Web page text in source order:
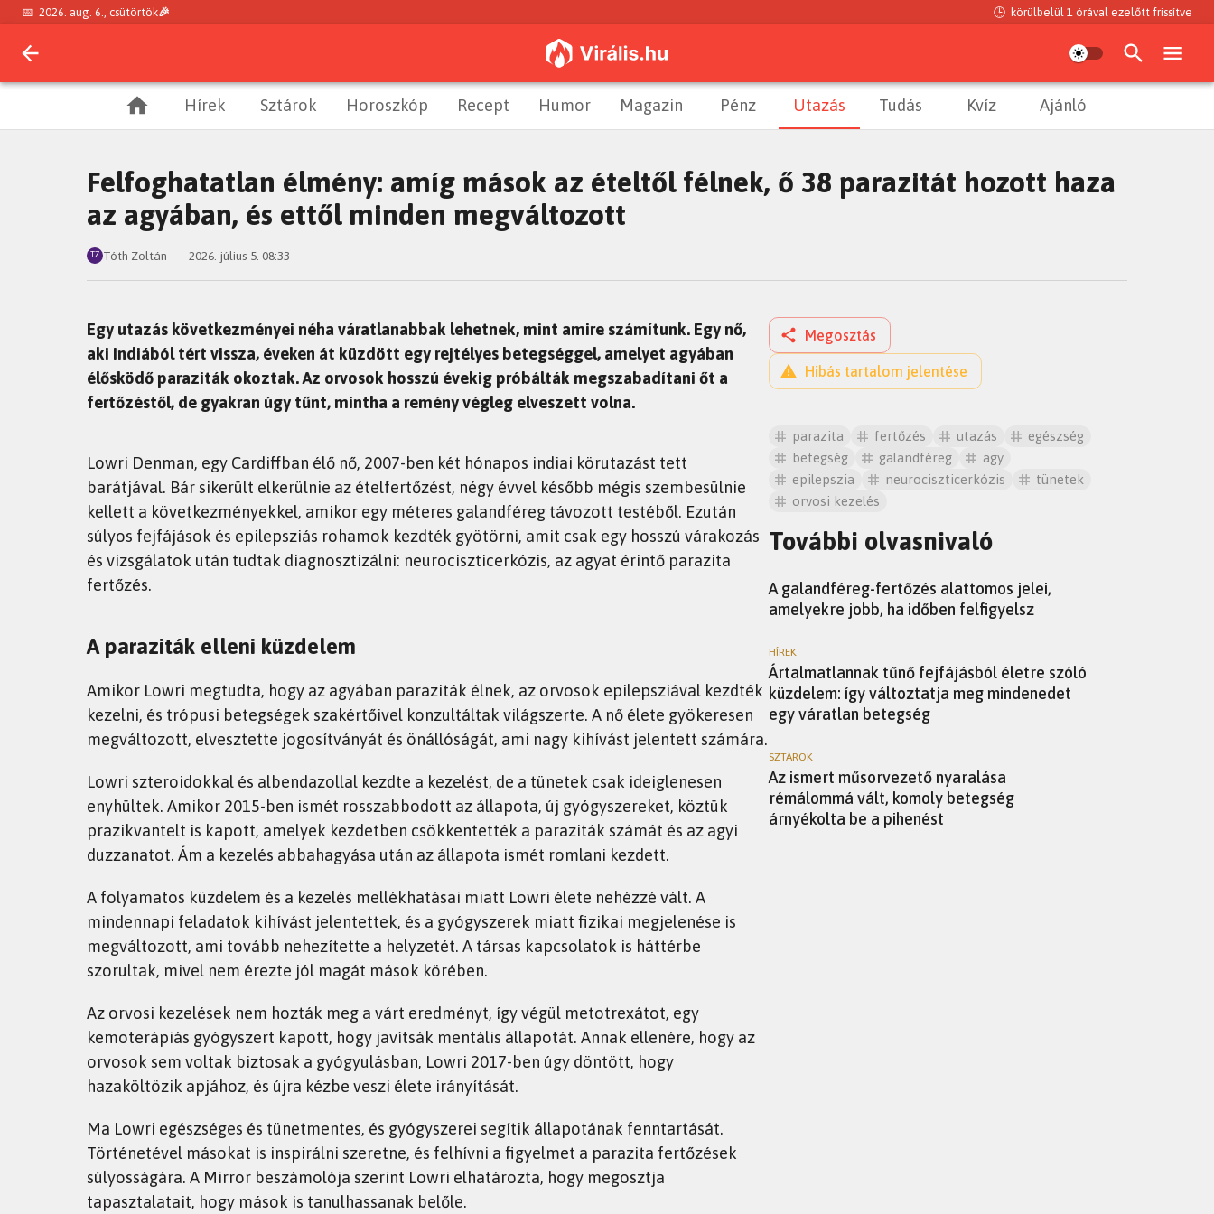
📅 2026. aug. 6., csütörtök🎉 🕒 körülbelül 1 órával ezelőtt frissítve
Hírek Sztárok Horoszkóp Recept Humor Magazin Pénz Utazás Tudás Kvíz Ajánló
Felfoghatatlan élmény: amíg mások az ételtől félnek, ő 38 parazitát hozott haza
az agyában, és ettől minden megváltozott
TZ Tóth Zoltán 2026. július 5. 08:33
Egy utazás következményei néha váratlanabbak lehetnek, mint amire számítunk. Egy nő,
aki Indiából tért vissza, éveken át küzdött egy rejtélyes betegséggel, amelyet agyában
élősködő paraziták okoztak. Az orvosok hosszú évekig próbálták megszabadítani őt a
fertőzéstől, de gyakran úgy tűnt, mintha a remény végleg elveszett volna.
Lowri Denman, egy Cardiffban élő nő, 2007-ben két hónapos indiai körutazást tett
barátjával. Bár sikerült elkerülnie az ételfertőzést, négy évvel később mégis szembesülnie
kellett a következményekkel, amikor egy méteres galandféreg távozott testéből. Ezután
súlyos fejfájások és epilepsziás rohamok kezdték gyötörni, amit csak egy hosszú várakozás
és vizsgálatok után tudtak diagnosztizálni: neurociszticerkózis, az agyat érintő parazita
fertőzés.
A paraziták elleni küzdelem
Amikor Lowri megtudta, hogy az agyában paraziták élnek, az orvosok epilepsziával kezdték
kezelni, és trópusi betegségek szakértőivel konzultáltak világszerte. A nő élete gyökeresen
megváltozott, elvesztette jogosítványát és önállóságát, ami nagy kihívást jelentett számára.
Lowri szteroidokkal és albendazollal kezdte a kezelést, de a tünetek csak ideiglenesen
enyhültek. Amikor 2015-ben ismét rosszabbodott az állapota, új gyógyszereket, köztük
prazikvantelt is kapott, amelyek kezdetben csökkentették a paraziták számát és az agyi
duzzanatot. Ám a kezelés abbahagyása után az állapota ismét romlani kezdett.
A folyamatos küzdelem és a kezelés mellékhatásai miatt Lowri élete nehézzé vált. A
mindennapi feladatok kihívást jelentettek, és a gyógyszerek miatt fizikai megjelenése is
megváltozott, ami tovább nehezítette a helyzetét. A társas kapcsolatok is háttérbe
szorultak, mivel nem érezte jól magát mások körében.
Az orvosi kezelések nem hozták meg a várt eredményt, így végül metotrexátot, egy
kemoterápiás gyógyszert kapott, hogy javítsák mentális állapotát. Annak ellenére, hogy az
orvosok sem voltak biztosak a gyógyulásban, Lowri 2017-ben úgy döntött, hogy
hazaköltözik apjához, és újra kézbe veszi élete irányítását.
Ma Lowri egészséges és tünetmentes, és gyógyszerei segítik állapotának fenntartását.
Történetével másokat is inspirálni szeretne, és felhívni a figyelmet a parazita fertőzések
súlyosságára. A Mirror beszámolója szerint Lowri elhatározta, hogy megosztja
tapasztalatait, hogy mások is tanulhassanak belőle.
Megosztás
Hibás tartalom jelentése
parazita fertőzés utazás
egészség
betegség
galandféreg
agy
epilepszia
neurociszticerkózis
tünetek
orvosi kezelés
További olvasnivaló
A galandféreg-fertőzés alattomos jelei,
amelyekre jobb, ha időben felfigyelsz
HÍREK
Ártalmatlannak tűnő fejfájásból életre szóló
küzdelem: így változtatja meg mindenedet
egy váratlan betegség
SZTÁROK
Az ismert műsorvezető nyaralása
rémálommá vált, komoly betegség
árnyékolta be a pihenést